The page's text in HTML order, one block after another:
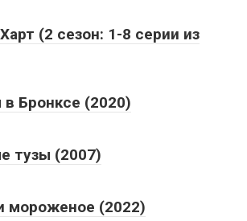
(2 сезон: 1-8 серии из
Бронксе (2020)
тузы (2007)
мороженое (2022)